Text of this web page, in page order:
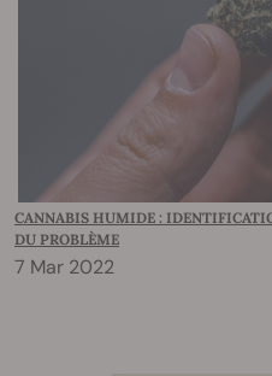
CANNABIS HUMIDE :
DU PROBLÈME
7 Mar 2022